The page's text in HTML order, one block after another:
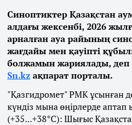
Синоптиктер Қазақстан
алдағы жексенбі, 2026
арналған ауа райының
жағдайы мен қауіпті
болжамын жариялады, деп
Sn.kz ақпарат порталы.
"Қазгидромет" РМК ұсынған
күндіз мына өңірлерде
(+35...+38°С): Шығыс